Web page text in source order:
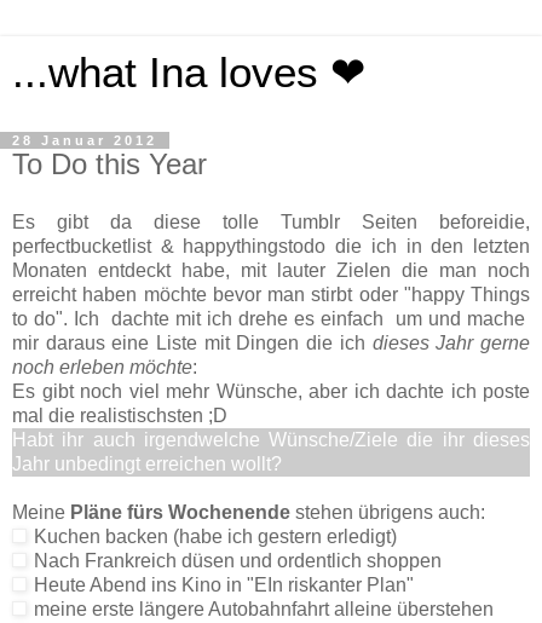
...what Ina loves ❤
28 Januar 2012
To Do this Year
Es gibt da diese tolle Tumblr Seiten beforeidie,
perfectbucketlist & happythingstodo die ich in den letzten
Monaten entdeckt habe, mit lauter Zielen die man noch
erreicht haben möchte bevor man stirbt oder "happy Things
to do". Ich dachte mit ich drehe es einfach um und mache
mir daraus eine Liste mit Dingen die ich dieses Jahr gerne
noch erleben möchte:
Es gibt noch viel mehr Wünsche, aber ich dachte ich poste
mal die realistischsten ;D
Habt ihr auch irgendwelche Wünsche/Ziele die ihr dieses
Jahr unbedingt erreichen wollt?
Meine Pläne fürs Wochenende stehen übrigens auch:
Kuchen backen (habe ich gestern erledigt)
Nach Frankreich düsen und ordentlich shoppen
Heute Abend ins Kino in "EIn riskanter Plan"
meine erste längere Autobahnfahrt alleine überstehen